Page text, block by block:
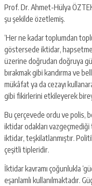
Prof. Dr. Ahmet-Hülya
şu şekilde özetlemiş.
‘Her ne kadar toplumdan
göstersede iktidar,
üzerine doğrudan doğruya
bırakmak gibi kandırma ve
mükâfat ya da cezayı
gibi fikirlerini etkileyerek
Bu çerçevede ordu ve polis,
iktidar odakları vazgeçmediği
iktidar, teşkilatlanmıştır.
çeşitli tipleridir.
İktidar kavramı çoğunlukla
eşanlamlı kullanılmaktadır.